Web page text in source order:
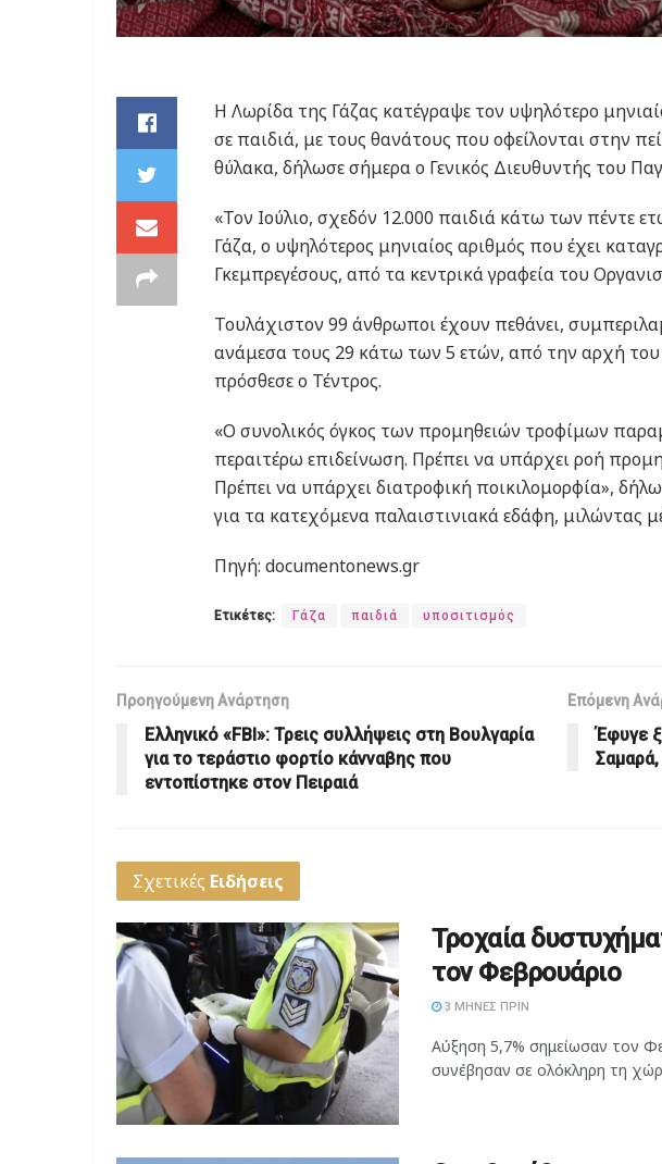
Η Λωρίδα της Γάζας κατέγραψε τον υψηλότερο
σε παιδιά, με τους θανάτους που οφείλονται στην
θύλακα, δήλωσε σήμερα ο Γενικός Διευθυντής του
«Τον Ιούλιο, σχεδόν 12.000 παιδιά κάτω των πέντε
Γάζα, ο υψηλότερος μηνιαίος αριθμός που έχει
Γκεμπρεγέσους, από τα κεντρικά γραφεία του
Τουλάχιστον 99 άνθρωποι έχουν πεθάνει,
ανάμεσα τους 29 κάτω των 5 ετών, από την αρχή του
πρόσθεσε ο Τέντρος.
«Ο συνολικός όγκος των προμηθειών τροφίμων
περαιτέρω επιδείνωση. Πρέπει να υπάρχει ροή
Πρέπει να υπάρχει διατροφική ποικιλομορφία»,
για τα κατεχόμενα παλαιστινιακά εδάφη, μιλώντας
Πηγή: documentonews.gr
Ετικέτες: Γάζα παιδιά υποσιτισμός
Προηγούμενη Ανάρτηση
Ελληνικό «FBI»: Τρεις συλλήψεις στη Βουλγαρία
για το τεράστιο φορτίο κάνναβης που
εντοπίστηκε στον Πειραιά
Επόμενη
Έφυγε
Σχετικές Ειδήσεις
Τροχαία
τον Φεβρουάριο
3 ΜΉΝΕΣ ΠΡΙΝ
Αύξηση 5,7% σημείωσαν τον
συνέβησαν σε ολόκληρη τη